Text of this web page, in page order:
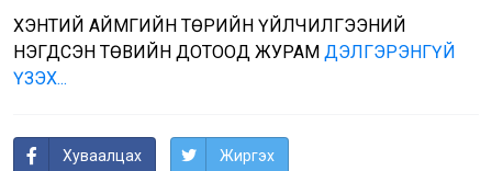
ХЭНТИЙ АЙМГИЙН ТӨРИЙН ҮЙЛЧИЛГЭЭНИЙ
НЭГДСЭН ТӨВИЙН ДОТООД ЖУРАМ ДЭЛГЭРЭНГҮЙ
ҮЗЭХ...
Хуваалцах Жиргэх